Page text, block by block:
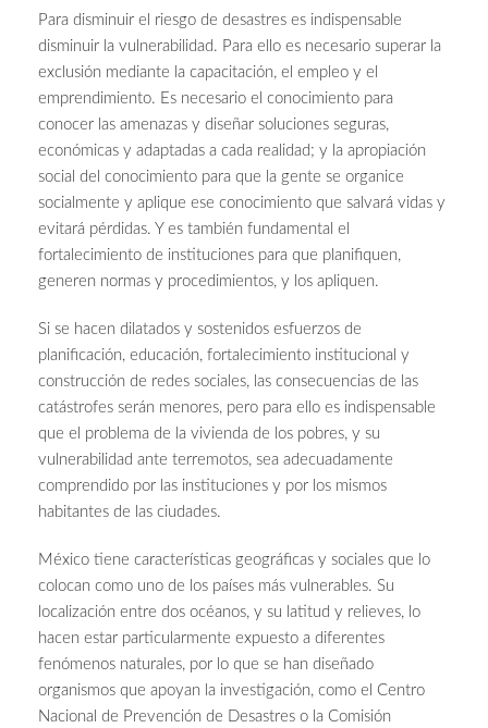
Para disminuir el riesgo de desastres es indispensable
disminuir la vulnerabilidad. Para ello es necesario superar la
exclusión mediante la capacitación, el empleo y el
emprendimiento. Es necesario el conocimiento para
conocer las amenazas y diseñar soluciones seguras,
económicas y adaptadas a cada realidad; y la apropiación
social del conocimiento para que la gente se organice
socialmente y aplique ese conocimiento que salvará vidas y
evitará pérdidas. Y es también fundamental el
fortalecimiento de instituciones para que planifiquen,
generen normas y procedimientos, y los apliquen.
Si se hacen dilatados y sostenidos esfuerzos de
planificación, educación, fortalecimiento institucional y
construcción de redes sociales, las consecuencias de las
catástrofes serán menores, pero para ello es indispensable
que el problema de la vivienda de los pobres, y su
vulnerabilidad ante terremotos, sea adecuadamente
comprendido por las instituciones y por los mismos
habitantes de las ciudades.
México tiene características geográficas y sociales que lo
colocan como uno de los países más vulnerables. Su
localización entre dos océanos, y su latitud y relieves, lo
hacen estar particularmente expuesto a diferentes
fenómenos naturales, por lo que se han diseñado
organismos que apoyan la investigación, como el Centro
Nacional de Prevención de Desastres o la Comisión